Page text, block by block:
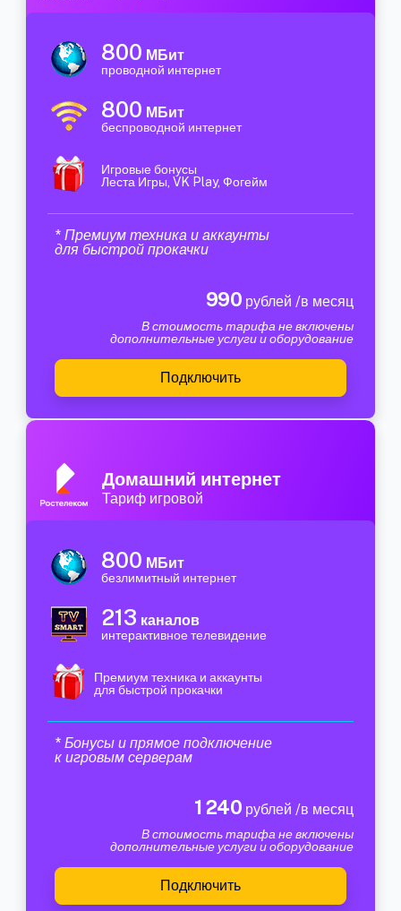
800 МБит
проводной интернет
800 МБит
беспроводной интернет
Игровые бонусы
Леста Игры, VK Play, Фогейм
* Премиум техника и аккаунты
для быстрой прокачки
990 рублей /в месяц
В стоимость тарифа не включены
дополнительные услуги и оборудование
Подключить
Домашний интернет
Тариф игровой
800 МБит
безлимитный интернет
213 каналов
интерактивное телевидение
Премиум техника и аккаунты
для быстрой прокачки
* Бонусы и прямое подключение
к игровым серверам
1 240 рублей /в месяц
В стоимость тарифа не включены
дополнительные услуги и оборудование
Подключить